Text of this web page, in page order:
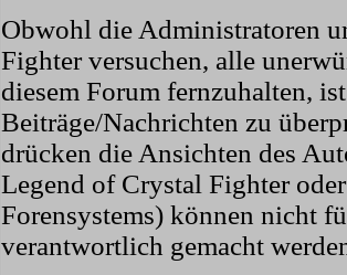
Obwohl die Administratoren
Fighter versuchen, alle
diesem Forum fernzuhalten,
Beiträge/Nachrichten zu
drücken die Ansichten des
Legend of Crystal Fighter
Forensystems) können nicht
verantwortlich gemacht